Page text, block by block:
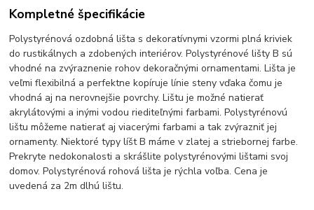
Kompletné špecifikácie
Polystyrénová ozdobná lišta s dekoratívnymi vzormi plná kriviek
do rustikálnych a zdobených interiérov. Polystyrénové lišty B sú
vhodné na zvýraznenie rohov dekoračnými ornamentami. Lišta je
veľmi flexibilná a perfektne kopíruje línie steny vďaka čomu je
vhodná aj na nerovnejšie povrchy. Lištu je možné natierať
akrylátovými a inými vodou riediteľnými farbami. Polystyrénovú
lištu môžeme natierať aj viacerými farbami a tak zvýrazniť jej
ornamenty. Niektoré typy líšt B máme v zlatej a striebornej farbe.
Prekryte nedokonalosti a skrášlite polystyrénovými lištami svoj
domov. Polystyrénová rohová lišta je rýchla voľba. Cena je
uvedená za 2m dlhú lištu.